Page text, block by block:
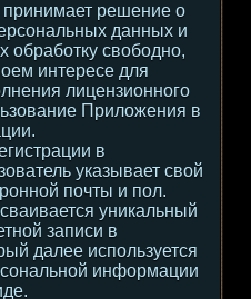
принимает решение о
данных и
обработку свободно,
интересе для
лицензионного
Приложения в
в
указывает свой
почты и пол.
уникальный
записи в
далее используется
информации